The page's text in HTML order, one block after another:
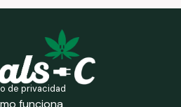
de privacidad
funciona